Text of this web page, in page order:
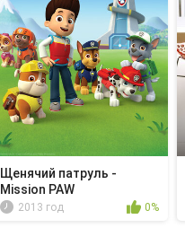
Щенячий патруль -
Mission PAW
2013 год 0%